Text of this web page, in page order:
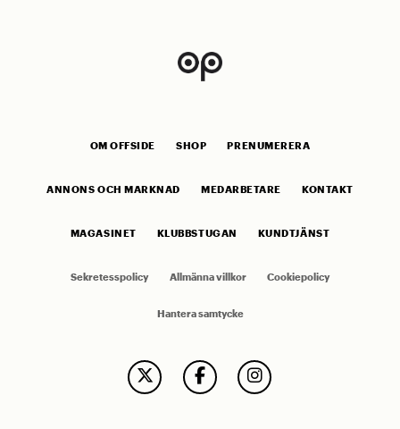
OM OFFSIDE SHOP PRENUMERERA
ANNONS OCH MARKNAD MEDARBETARE KONTAKT
MAGASINET KLUBBSTUGAN KUNDTJÄNST
Sekretesspolicy Allmänna villkor Cookiepolicy
Hantera samtycke